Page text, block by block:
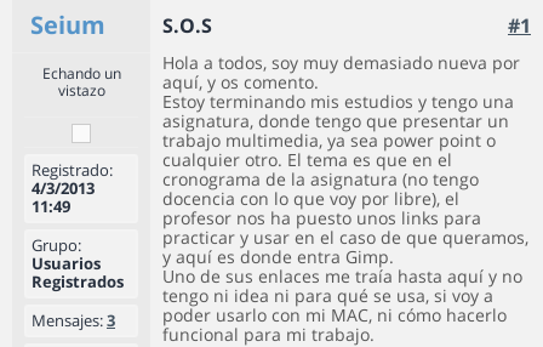
Seium S.O.S #1
Echando un
vistazo
Registrado:
4/3/2013
11:49
Grupo:
Usuarios
Registrados
Mensajes:3
Hola a todos, soy muy demasiado nueva por
aquí, y os comento.
Estoy terminando mis estudios y tengo una
asignatura, donde tengo que presentar un
trabajo multimedia, ya sea power point o
cualquier otro. El tema es que en el
cronograma de la asignatura (no tengo
docencia con lo que voy por libre), el
profesor nos ha puesto unos links para
practicar y usar en el caso de que queramos,
y aquí es donde entra Gimp.
Uno de sus enlaces me traía hasta aquí y no
tengo ni idea ni para qué se usa, si voy a
poder usarlo con mi MAC, ni cómo hacerlo
funcional para mi trabajo.